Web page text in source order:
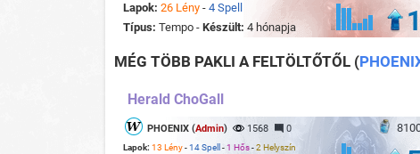
Lapok: 26 Lény - 4 Spell
Típus: Tempo - Készült: 4 hónapja 1
MÉG TÖBB PAKLI A FELTÖLTŐTŐL (
Herald ChoGall
PHOENIX (Admin) 1568 0
Lapok: 13 Lény-14 Spell -1 Hős-2 Helyszín